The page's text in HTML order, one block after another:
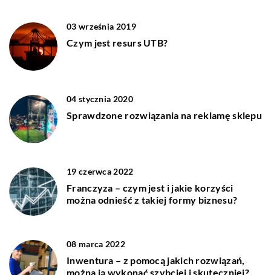
03 września 2019
Czym jest resurs UTB?
04 stycznia 2020
Sprawdzone rozwiązania na reklamę sklepu
19 czerwca 2022
Franczyza – czym jest i jakie korzyści
można odnieść z takiej formy biznesu?
08 marca 2022
Inwentura – z pomocą jakich rozwiązań,
można ją wykonać szybciej i skuteczniej?